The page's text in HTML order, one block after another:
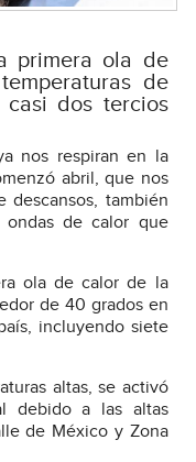
primera ola de
de
dos tercios
nos respiran en la
abril, que nos
descansos, también
ondas de calor que
ola de calor de la
de 40 grados en
incluyendo siete
altas, se activó
debido a las altas
de México y Zona